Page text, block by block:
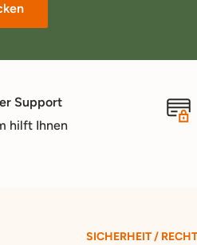
Support
hilft Ihnen
SICHERHEIT /